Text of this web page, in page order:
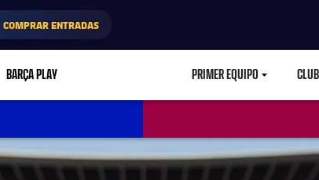
COMPRAR ENTRADAS
BARÇA PLAY PRIMER EQUIPO CLUB